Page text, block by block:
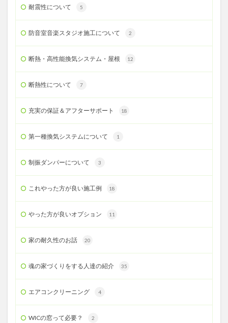
耐震性について 5
防音室音楽スタジオ施工について 2
断熱・高性能換気システム・屋根 12
断熱性について 7
充実の保証＆アフターサポート 18
第一種換気システムについて 1
制振ダンパーについて 3
これやった方が良い施工例 18
やった方が良いオプション 11
家の耐久性のお話 20
魂の家づくりをする人達の紹介 35
エアコンクリーニング 4
WICの窓って必要？ 2